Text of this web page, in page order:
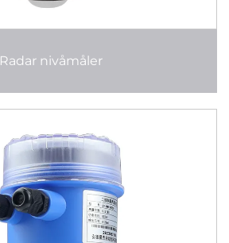
Radar nivåmåler